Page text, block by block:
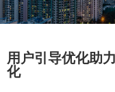
用户引导优化助
化